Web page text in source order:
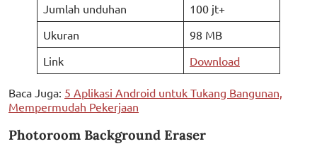
Jumlah unduhan
100 jt+
Ukuran
98 MB
Link
Download
Baca Juga: 5 Aplikasi Android untuk Tukang Bangunan,
Mempermudah Pekerjaan
Photoroom Background Eraser